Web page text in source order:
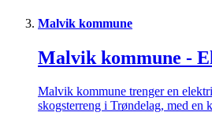
Malvik kommune
Malvik kommune -
Malvik kommune trenger en
skogsterreng i Trøndelag, med en